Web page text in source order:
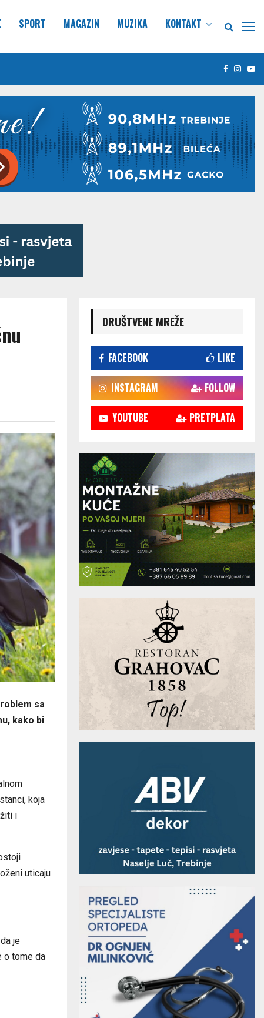
SPORT MAGAZIN MUZIKA KONTAKT
Facebook
sa
kako bi
koja
i
uticaju
je
o tome da
DRUŠTVENE MREŽE
FACEBOOK LIKE
INSTAGRAM FOLLOW
YOUTUBE PRETPLATA